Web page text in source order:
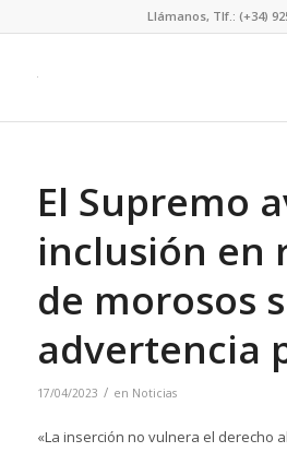
Llámanos, Tlf.: (+34)
El Supremo
inclusión en
de morosos
advertencia
17/04/2023 / en Noticias
«La inserción no vulnera el derecho